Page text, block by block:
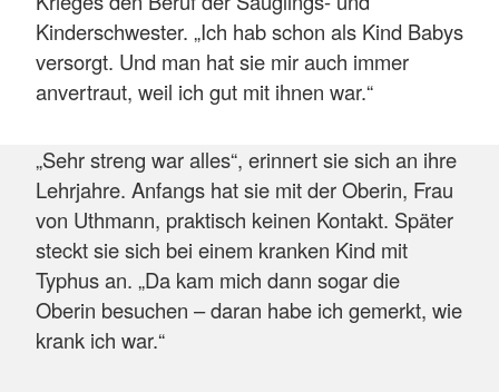
Kinderschwester. „Ich hab schon als Kind Babys
versorgt. Und man hat sie mir auch immer
anvertraut, weil ich gut mit ihnen war.“
„Sehr streng war alles“, erinnert sie sich an ihre
Lehrjahre. Anfangs hat sie mit der Oberin, Frau
von Uthmann, praktisch keinen Kontakt. Später
steckt sie sich bei einem kranken Kind mit
Typhus an. „Da kam mich dann sogar die
Oberin besuchen – daran habe ich gemerkt, wie
krank ich war.“